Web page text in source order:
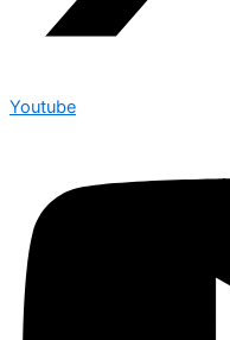
Youtube